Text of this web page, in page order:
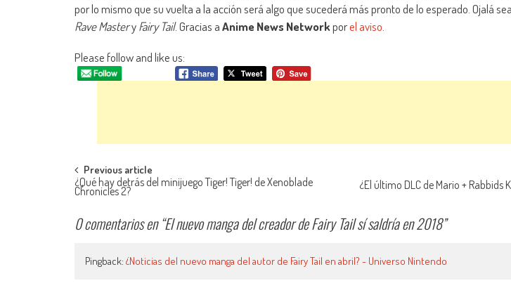
por lo mismo que su vuelta a la acción será algo que sucederá más pronto de lo esperado. Ojalá
Rave MasteryFairy Tail. Gracias aAnime News Networkporel aviso.
Please follow and like us:
Navegación de entradas
Previous article
¿Qué hay detrás del minijuego Tiger! Tiger! de Xenoblade
Chronicles 2? ¿El último DLC de Mario + Rabbids
0 comentarios en “El nuevo manga del creador de Fairy Tail sí saldría en 2018”
Pingback: ¿Noticias del nuevo manga del autor de Fairy Tail en abril? - Universo Nintendo